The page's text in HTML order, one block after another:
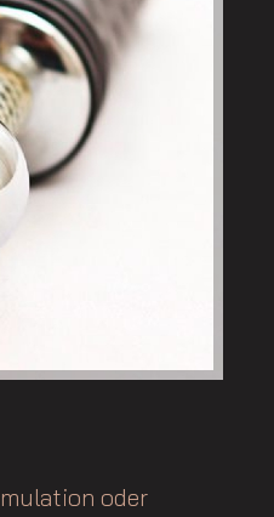
oder